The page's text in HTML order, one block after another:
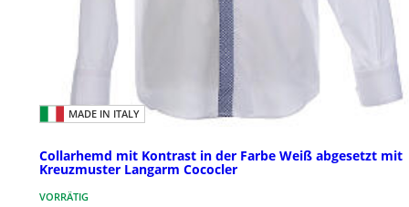
MADE IN ITALY
Collarhemd mit Kontrast in der Farbe Weiß abgesetzt mit
Kreuzmuster Langarm Cococler
VORRÄTIG